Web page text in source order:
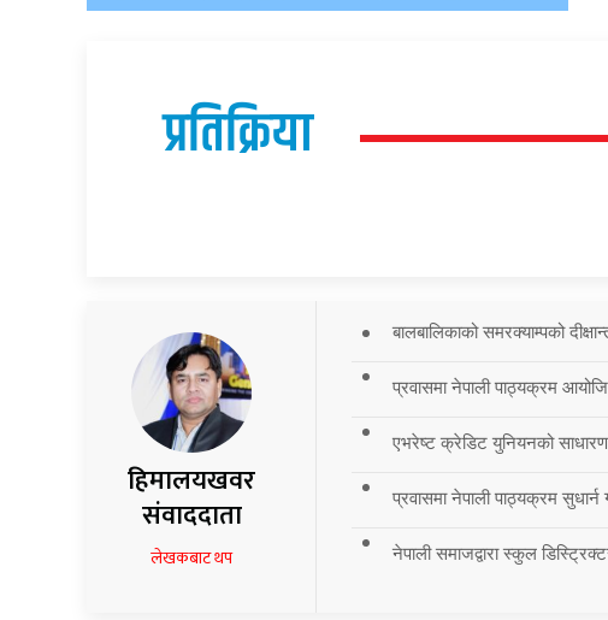
प्रतिक्रिया
हिमालयखवर
संवाददाता
लेखकबाट थप
बालबालिकाको समरक्याम्पको
प्रवासमा नेपाली पाठ्यक्रम
एभरेष्ट क्रेडिट युनियनको
प्रवासमा नेपाली पाठ्यक्रम सुधार्न
नेपाली समाजद्वारा स्कुल